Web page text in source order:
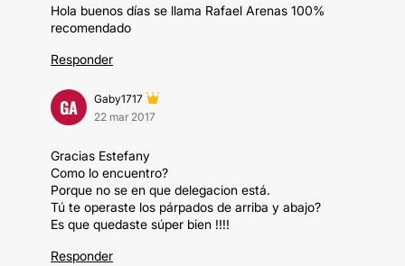
Hola buenos días se llama Rafael Arenas 100%
recomendado
Responder
GA
Gaby1717
22 mar 2017
Gracias Estefany
Como lo encuentro?
Porque no se en que delegacion está.
Tú te operaste los párpados de arriba y abajo?
Es que quedaste súper bien !!!!
Responder